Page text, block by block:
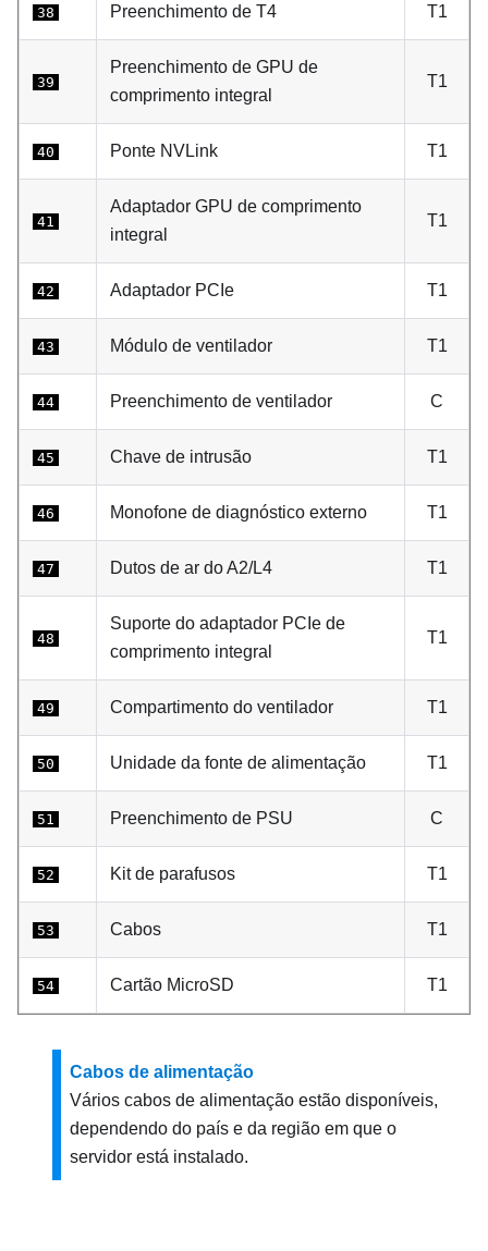
38 Preenchimento de T4 T1
39
Preenchimento de GPU de
comprimento integral
T1
40 Ponte NVLink T1
41
Adaptador GPU de comprimento
integral
T1
42 Adaptador PCIe T1
43 Módulo de ventilador T1
44 Preenchimento de ventilador C
45 Chave de intrusão T1
46 Monofone de diagnóstico externo T1
47 Dutos de ar doA2/L4 T1
48
Suporte do adaptador PCIe de
comprimento integral
T1
49 Compartimento do ventilador T1
50 Unidade da fonte de alimentação T1
51 Preenchimento de PSU C
52 Kit de parafusos T1
53 Cabos T1
54 Cartão MicroSD T1
Cabos de alimentação
Vários cabos de alimentação estão disponíveis,
dependendo do país e da região em que o
servidor está instalado.